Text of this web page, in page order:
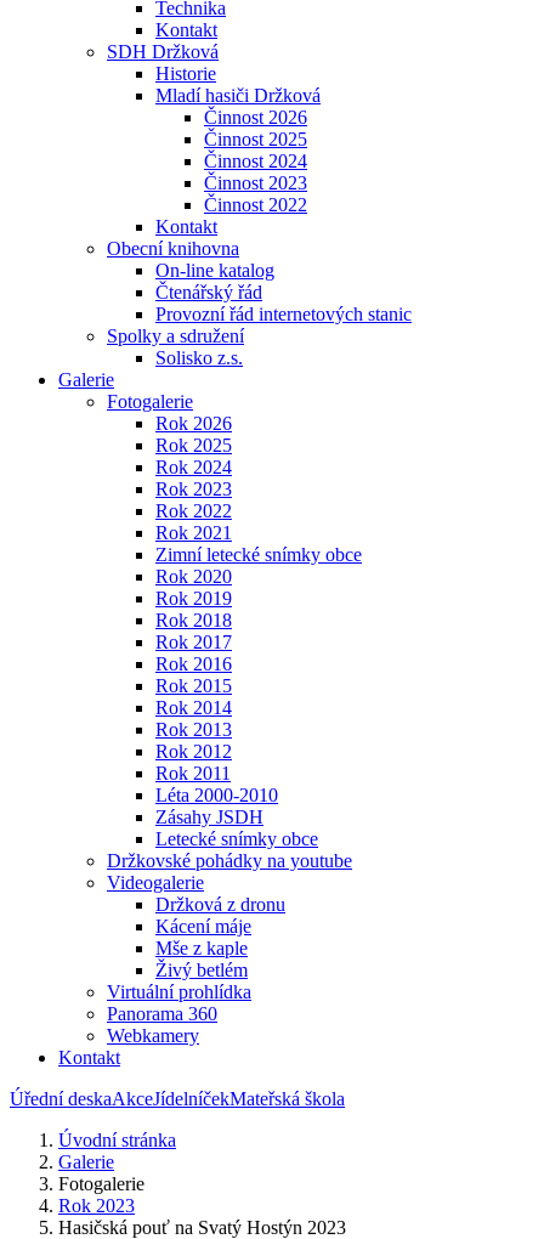
Technika
Kontakt
SDH Držková
Historie
Mladí hasiči Držková
Činnost 2026
Činnost 2025
Činnost 2024
Činnost 2023
Činnost 2022
Kontakt
Obecní knihovna
On-line katalog
Čtenářský řád
Provozní řád internetových stanic
Spolky a sdružení
Solisko z.s.
Galerie
Fotogalerie
Rok 2026
Rok 2025
Rok 2024
Rok 2023
Rok 2022
Rok 2021
Zimní letecké snímky obce
Rok 2020
Rok 2019
Rok 2018
Rok 2017
Rok 2016
Rok 2015
Rok 2014
Rok 2013
Rok 2012
Rok 2011
Léta 2000-2010
Zásahy JSDH
Letecké snímky obce
Držkovské pohádky na youtube
Videogalerie
Držková z dronu
Kácení máje
Mše z kaple
Živý betlém
Virtuální prohlídka
Panorama 360
Webkamery
Kontakt
Úřední deskaAkceJídelníčekMateřská škola
Úvodní stránka
Galerie
Fotogalerie
Rok 2023
Hasičská pouť na Svatý Hostýn 2023